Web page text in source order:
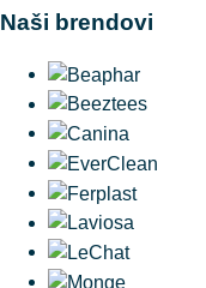
Naši brendovi